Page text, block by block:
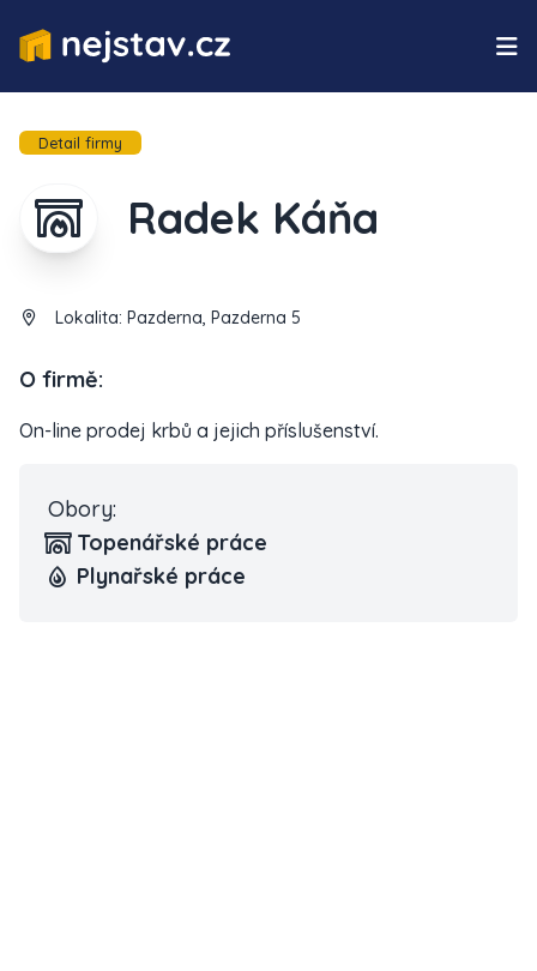
Detail firmy
Radek Káňa
Lokalita: Pazderna, Pazderna 5
O firmě:
On-line prodej krbů a jejich příslušenství.
Obory:
Topenářské práce
Plynařské práce